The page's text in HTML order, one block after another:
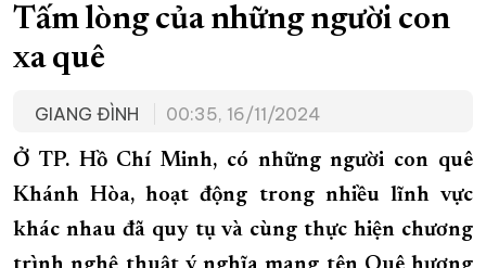
THẾ GIỚI MULTIMEDIA VIDEO ĐỌC BÁO ONLINE
THÔNG TIN - QUẢNG CÁO
TRƯỜNG SA BIỂN ĐẢO QUÊ HƯƠNG
CHUNG TAY CẢI CÁCH HÀNH CHÍNH
XÂY DỰNG NÔNG THÔN MỚI LỊCH CẮT ĐIỆN
TÀU - XE - MÁY BAY
Tấm lòng của những người con
xa quê
GIANG ĐÌNH 00:35, 16/11/2024
Ở TP. Hồ Chí Minh, có những người con quê
Khánh Hòa, hoạt động trong nhiều lĩnh vực
khác nhau đã quy tụ và cùng thực hiện chương